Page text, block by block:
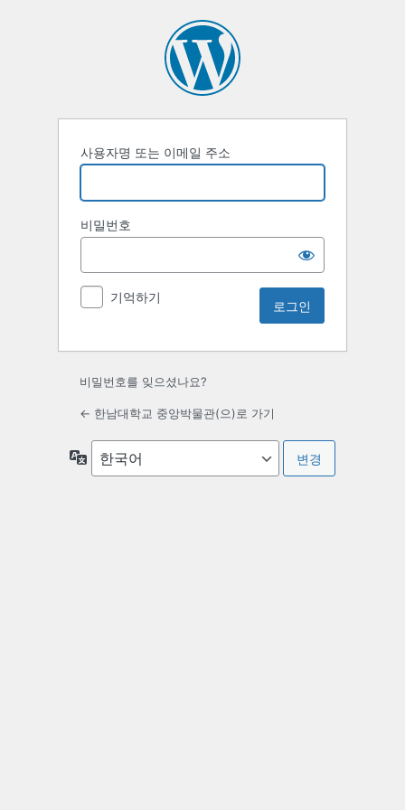
사용자명 또는 이메일 주소
비밀번호
기억하기
비밀번호를 잊으셨나요?
← 한남대학교 중앙박물관(으)로 가기
어